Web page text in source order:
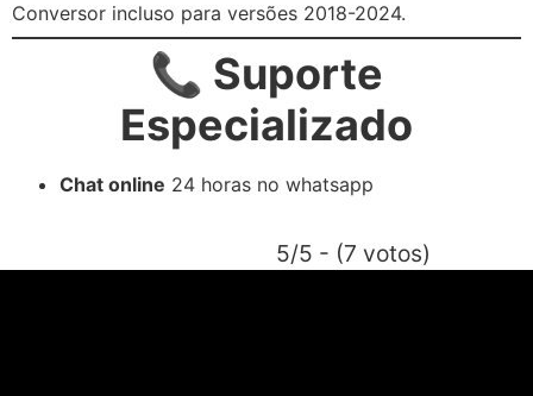
Conversor incluso para versões 2018-2024.
📞 Suporte
Especializado
Chat online 24 horas no whatsapp
5/5 - (7 votos)